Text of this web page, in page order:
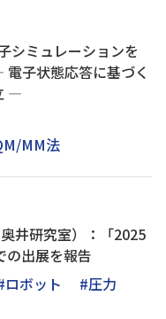
シミュレーションを
電子状態応答に基づく
―
MM法
井研究室）：「2025
の出展を報告
ロボット
#圧力